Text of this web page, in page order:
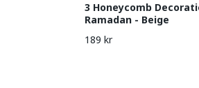
3 Honeycomb
Ramadan - Beige
189 kr